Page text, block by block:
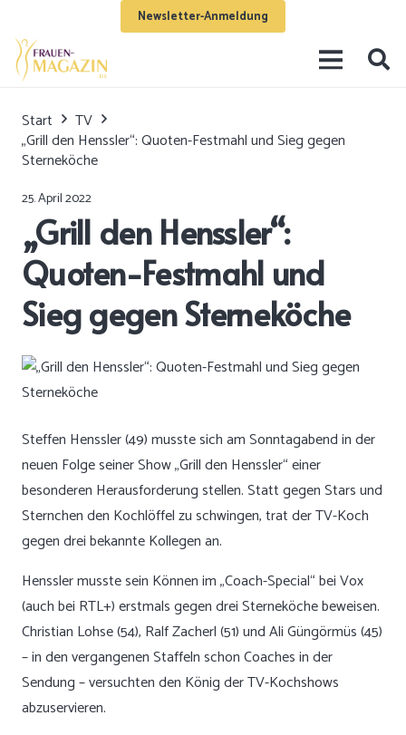
Newsletter-Anmeldung
Start
TV
„Grill den Henssler“: Quoten-Festmahl und Sieg gegen
Sterneköche
25. April 2022
„Grill den Henssler“:
Quoten-Festmahl und
Sieg gegen Sterneköche
Steffen Henssler (49) musste sich am Sonntagabend in der
neuen Folge seiner Show „Grill den Henssler“ einer
besonderen Herausforderung stellen. Statt gegen Stars und
Sternchen den Kochlöffel zu schwingen, trat der TV-Koch
gegen drei bekannte Kollegen an.
Henssler musste sein Können im „Coach-Special“ bei Vox
(auch bei RTL+) erstmals gegen drei Sterneköche beweisen.
Christian Lohse (54), Ralf Zacherl (51) und Ali Güngörmüs (45)
– in den vergangenen Staffeln schon Coaches in der
Sendung – versuchten den König der TV-Kochshows
abzuservieren.